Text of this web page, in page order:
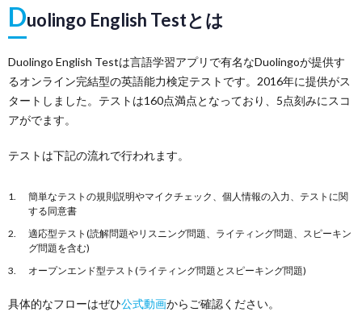
Duolingo English Testとは
Duolingo English Testは言語学習アプリで有名なDuolingoが提供す
るオンライン完結型の英語能力検定テストです。2016年に提供がス
タートしました。テストは160点満点となっており、5点刻みにスコ
アがでます。
テストは下記の流れで行われます。
簡単なテストの規則説明やマイクチェック、個人情報の入力、テストに関
する同意書
適応型テスト(読解問題やリスニング問題、ライティング問題、スピーキン
グ問題を含む)
オープンエンド型テスト(ライティング問題とスピーキング問題)
具体的なフローはぜひ公式動画からご確認ください。